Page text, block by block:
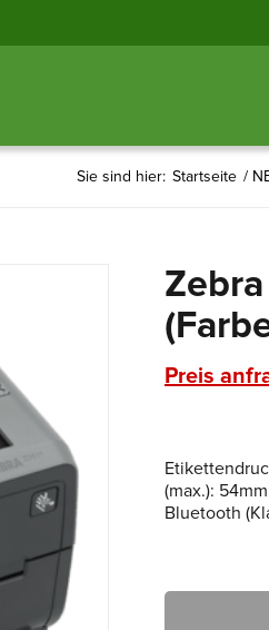
Sie sind hier: Startseite /
Preis
(max.):
Bluetooth